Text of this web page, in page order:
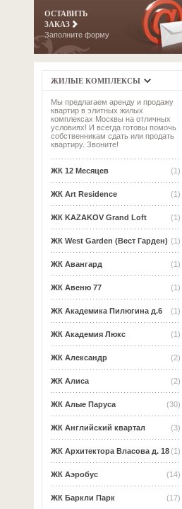
ОСТАВИТЬ
ЗАКАЗ
Заполните форму
ЖИЛЫЕ КОМПЛЕКСЫ
Мы предлагаем аренду и продажу
квартир в элитных жилых
комплексах Москвы на отличных
условиях! И всегда готовы помочь
собственникам сдать или продать
квартиру. Звоните!
(1)
ЖК 12 Месяцев
(1)
ЖК Art Residence
(1)
ЖК KAZAKOV Grand Loft
(1)
ЖК West Garden (Вест Гарден)
(1)
ЖК Авангард
(1)
ЖК Авеню 77
(1)
ЖК Академика Пилюгина д.6
(1)
ЖК Академия Люкс
(2)
ЖК Александр
(2)
ЖК Алиса
(30)
ЖК Алые Паруса
(3)
ЖК Английский квартал
(1)
ЖК Архитектора Власова д. 18
(14)
ЖК Аэробус
(17)
ЖК Баркли Парк